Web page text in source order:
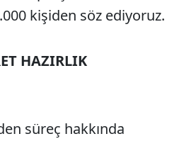
kişiden söz ediyoruz.
HAZIRLIK
süreç hakkında